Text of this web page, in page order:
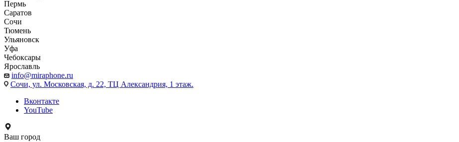
Пермь
Саратов
Сочи
Тюмень
Ульяновск
Уфа
Чебоксары
Ярославль
info@miraphone.ru
Сочи, ул. Московская, д. 22, ТЦ Александрия, 1 этаж.
Вконтакте
YouTube
Ваш город